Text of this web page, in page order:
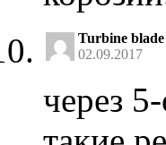
Turbine blade
02.09.2017
через